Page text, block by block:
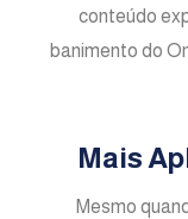
conteúdo
banimento do
Mais
Mesmo